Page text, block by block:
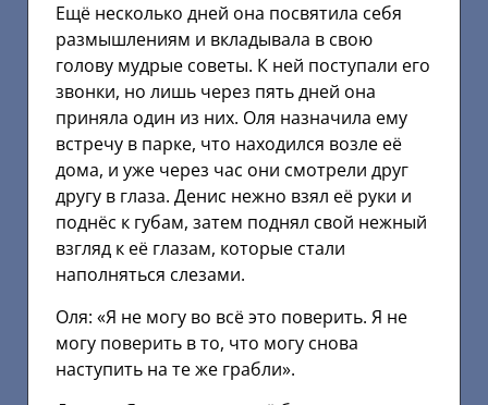
Ещё несколько дней она посвятила себя
размышлениям и вкладывала в свою
голову мудрые советы. К ней поступали его
звонки, но лишь через пять дней она
приняла один из них. Оля назначила ему
встречу в парке, что находился возле её
дома, и уже через час они смотрели друг
другу в глаза. Денис нежно взял её руки и
поднёс к губам, затем поднял свой нежный
взгляд к её глазам, которые стали
наполняться слезами.
Оля: «Я не могу во всё это поверить. Я не
могу поверить в то, что могу снова
наступить на те же грабли».